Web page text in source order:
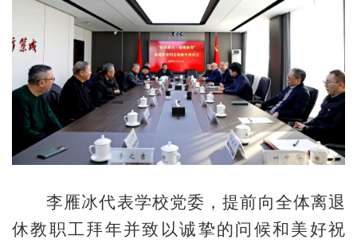
李雁冰代表学校党委，提前向全体离退
休教职工拜年并致以诚挚的问候和美好祝